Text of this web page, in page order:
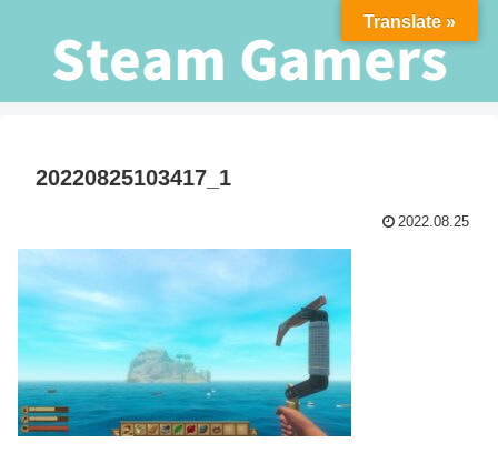
20220825103417_1
2022.08.25
Translate »